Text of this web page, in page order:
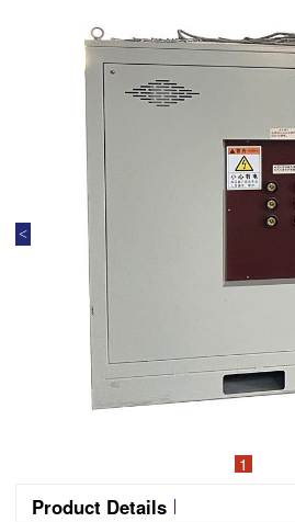
1
<
Product Details